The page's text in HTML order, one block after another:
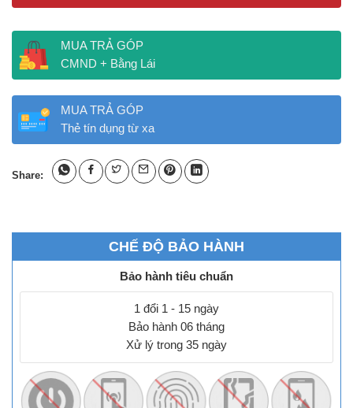
MUA TRẢ GÓP
CMND + Bằng Lái
MUA TRẢ GÓP
Thẻ tín dụng từ xa
Share:
CHẾ ĐỘ BẢO HÀNH
Bảo hành tiêu chuẩn
1 đổi 1 - 15 ngày
Bảo hành 06 tháng
Xử lý trong 35 ngày